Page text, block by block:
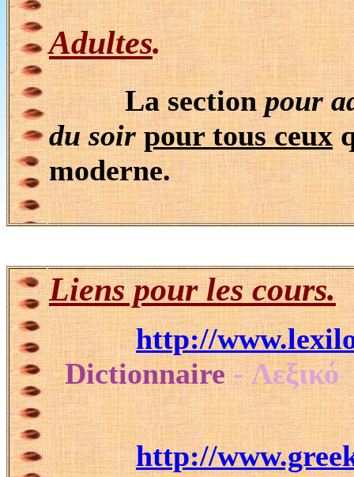
Adultes.
La sectionpour
du soir pour tous ceux
moderne.
Liens pour les cours.
http://
Dictionnaire - Λεξικό
http://